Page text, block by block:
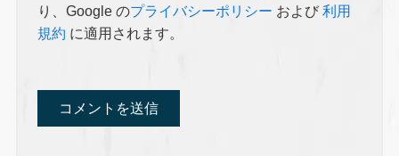
り、Google のプライバシーポリシー および利用
規約 に適用されます。